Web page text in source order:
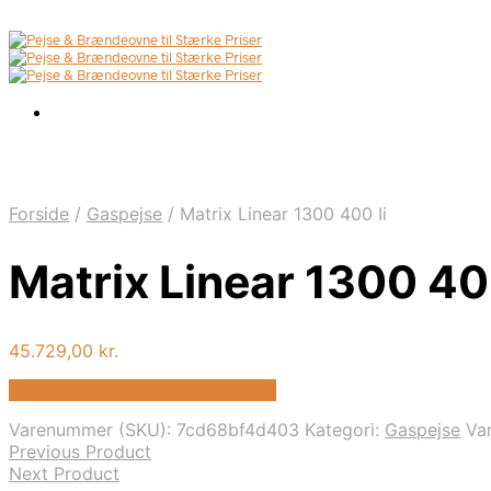
Forside / Gaspejse / Matrix Linear 1300 400 Ii
Matrix Linear 1300
45.729,00 kr.
Varenummer (SKU): 7cd68bf4d403 Kategori: Gaspejse
Previous Product
Next Product